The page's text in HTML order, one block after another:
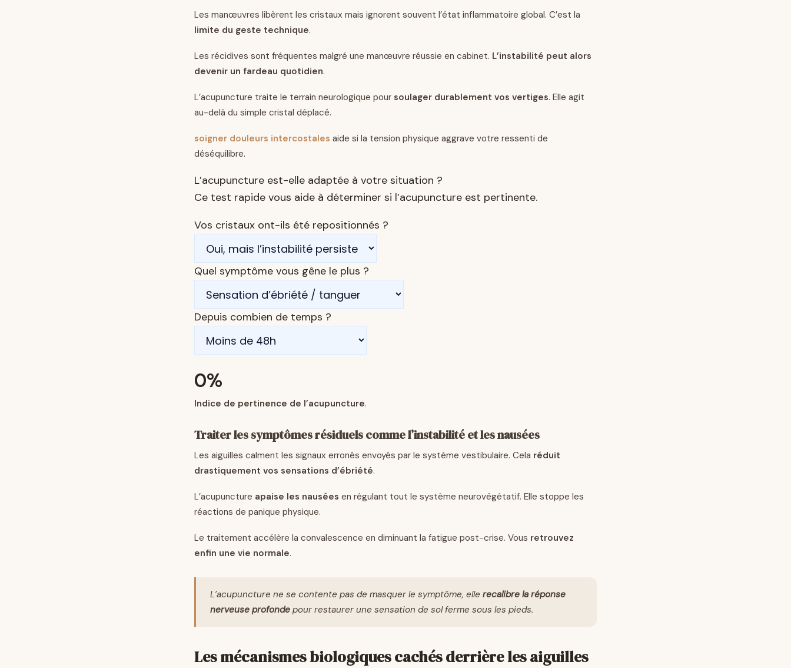
Les manœuvres libèrent les cristaux mais ignorent souvent l’état inflammatoire global. C’est la
limite du geste technique.
Les récidives sont fréquentes malgré une manœuvre réussie en cabinet. L’instabilité peut alors
devenir un fardeau quotidien.
L’acupuncture traite le terrain neurologique pour soulager durablement vos vertiges. Elle agit
au-delà du simple cristal déplacé.
soigner douleurs intercostales aide si la tension physique aggrave votre ressenti de
déséquilibre.
L’acupuncture est-elle adaptée à votre situation ?
Ce test rapide vous aide à déterminer si l’acupuncture est pertinente.
Vos cristaux ont-ils été repositionnés ?
Quel symptôme vous gêne le plus ?
Depuis combien de temps ?
0%
Indice de pertinence de l’acupuncture.
Traiter les symptômes résiduels comme l’instabilité et les nausées
Les aiguilles calment les signaux erronés envoyés par le système vestibulaire. Cela réduit
drastiquement vos sensations d’ébriété.
L’acupuncture apaise les nausées en régulant tout le système neurovégétatif. Elle stoppe les
réactions de panique physique.
Le traitement accélère la convalescence en diminuant la fatigue post-crise. Vous retrouvez
enfin une vie normale.
L’acupuncture ne se contente pas de masquer le symptôme, elle recalibre la réponse
nerveuse profonde pour restaurer une sensation de sol ferme sous les pieds.
Les mécanismes biologiques cachés derrière les aiguilles